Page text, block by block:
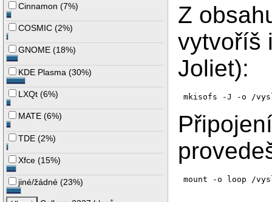
Cinnamon (7%)
COSMIC (2%)
GNOME (18%)
KDE Plasma (30%)
LXQt (6%)
MATE (6%)
TDE (2%)
Xfce (15%)
jiné/žádné (23%)
Z
vytvoříš
Joliet):